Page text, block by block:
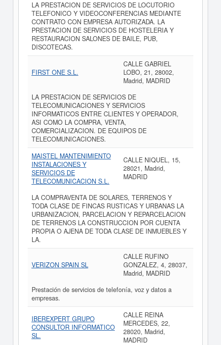
LA PRESTACION DE SERVICIOS DE LOCUTORIO
TELEFONICO Y VIDEOCONFERENCIAS MEDIANTE
CONTRATO CON EMPRESA AUTORIZADA. LA
PRESTACION DE SERVICIOS DE HOSTELERIA Y
RESTAURACION SALONES DE BAILE, PUB,
DISCOTECAS.
FIRST ONE S.L.
CALLE GABRIEL
LOBO, 21, 28002,
Madrid, MADRID
LA PRESTACION DE SERVICIOS DE
TELECOMUNICACIONES Y SERVICIOS
INFORMATICOS ENTRE CLIENTES Y OPERADOR,
ASI COMO LA COMPRA, VENTA,
COMERCIALIZACION. DE EQUIPOS DE
TELECOMUNICACIONES.
MAISTEL MANTENIMIENTO
INSTALACIONES Y
SERVICIOS DE
TELECOMUNICACION S.L.
CALLE NIQUEL, 15,
28021, Madrid,
MADRID
LA COMPRAVENTA DE SOLARES, TERRENOS Y
TODA CLASE DE FINCAS RUSTICAS Y URBANAS LA
URBANIZACION, PARCELACION Y REPARCELACION
DE TERRENOS LA CONSTRUCCION POR CUENTA
PROPIA O AJENA DE TODA CLASE DE INMUEBLES Y
LA.
VERIZON SPAIN SL
CALLE RUFINO
GONZALEZ, 4, 28037,
Madrid, MADRID
Prestación de servicios de telefonía, voz y datos a
empresas.
IBEREXPERT GRUPO
CONSULTOR INFORMATICO
SL.
CALLE REINA
MERCEDES, 22,
28020, Madrid,
MADRID